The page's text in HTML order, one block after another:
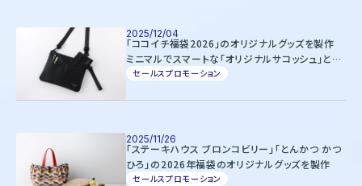
Copyright(C)2025 Onward Corporate Design CO., Ltd.
個人情報保護方針
電子公告（2024年3月28日以前）
2025/12/04
「ココイチ福袋2026」のオリジナルグッズを製作
ミニマルでスマートな「オリジナルサコッシュ」と
「コイン＆カードケース」
セールスプロモーション
2025/11/26
「ステーキハウス ブロンコビリー」「とんかつ かつ
ひろ」の2026年福袋のオリジナルグッズを製作
セールスプロモーション